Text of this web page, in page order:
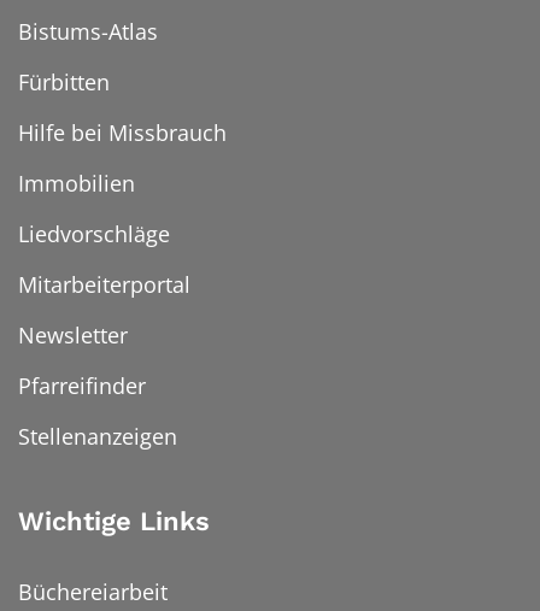
Bistums-Atlas
Fürbitten
Hilfe bei Missbrauch
Immobilien
Liedvorschläge
Mitarbeiterportal
Newsletter
Pfarreifinder
Stellenanzeigen
Wichtige Links
Büchereiarbeit